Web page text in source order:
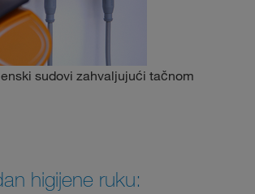
sudovi zahvaljujući tačnom
higijene ruku: